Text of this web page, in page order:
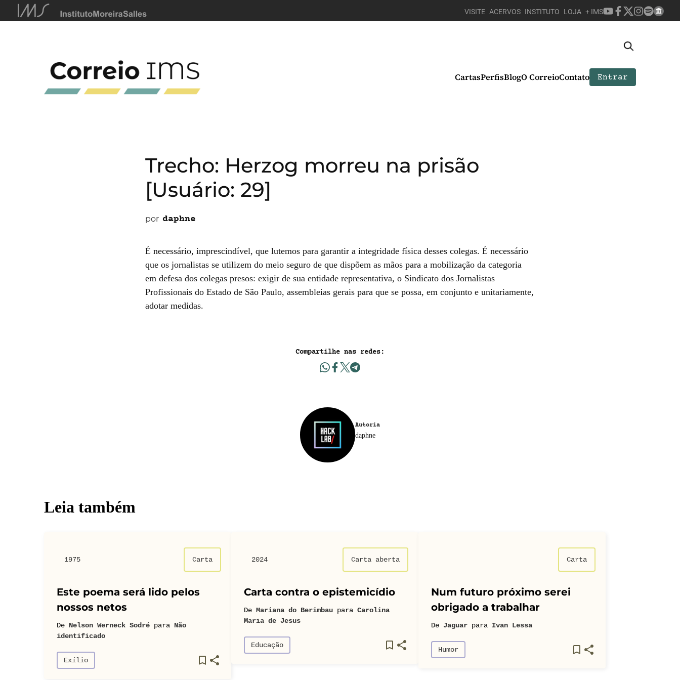
VISITE ACERVOS INSTITUTO LOJA + IMS
CartasPerfisBlogO CorreioContato Entrar
Trecho: Herzog morreu na prisão
[Usuário: 29]
por daphne
É necessário, imprescindível, que lutemos para garantir a integridade física desses colegas. É necessário
que os jornalistas se utilizem do meio seguro de que dispõem as mãos para a mobilização da categoria
em defesa dos colegas presos: exigir de sua entidade representativa, o Sindicato dos Jornalistas
Profissionais do Estado de São Paulo, assembleias gerais para que se possa, em conjunto e unitariamente,
adotar medidas.
Compartilhe nas redes:
Autoria
daphne
Leia também
1975 Carta
Este poema será lido pelos
nossos netos
De Nelson Werneck Sodré para Não
identificado
Exílio
2024 Carta aberta
Carta contra o epistemicídio
De Mariana do Berimbau para Carolina
Maria de Jesus
Educação
Carta
Num futuro próximo serei
obrigado a trabalhar
De Jaguar para Ivan Lessa
Humor